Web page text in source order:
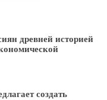
древней историей
создать